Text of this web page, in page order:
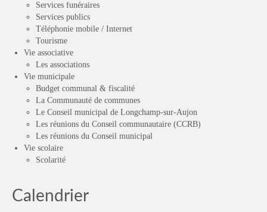
Services funéraires
Services publics
Téléphonie mobile / Internet
Tourisme
Vie associative
Les associations
Vie municipale
Budget communal & fiscalité
La Communauté de communes
Le Conseil municipal de Longchamp-sur-Aujon
Les réunions du Conseil communautaire (CCRB)
Les réunions du Conseil municipal
Vie scolaire
Scolarité
Calendrier